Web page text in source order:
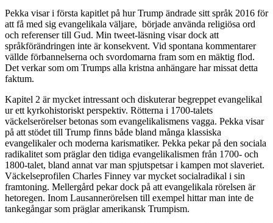
Pekka visar i första kapitlet på hur Trump ändrade sitt språk 2016 för
att få med sig evangelikala väljare, började använda religiösa ord
och referenser till Gud. Min tweet-läsning visar dock att
språkförändringen inte är konsekvent. Vid spontana kommentarer
vällde förbannelserna och svordomarna fram som en mäktig flod.
Det verkar som om Trumps alla kristna anhängare har missat detta
faktum.
Kapitel 2 är mycket intressant och diskuterar begreppet evangelikal
ur ett kyrkohistoriskt perspektiv. Rötterna i 1700-talets
väckelserörelser betonas som evangelikalismens vagga. Pekka visar
på att stödet till Trump finns både bland många klassiska
evangelikaler och moderna karismatiker. Pekka pekar på den sociala
radikalitet som präglar den tidiga evangelikalismen från 1700- och
1800-talet, bland annat var man spjutspetsar i kampen mot slaveriet.
Väckelseprofilen Charles Finney var mycket socialradikal i sin
framtoning. Mellergård pekar dock på att evangelikala rörelsen är
hetoregen. Inom Lausannerörelsen till exempel hittar man inte de
tankegångar som präglar amerikansk Trumpism.